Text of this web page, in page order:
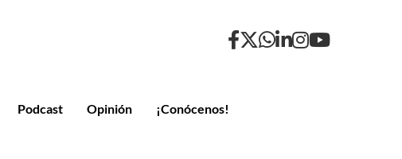
Podcast Opinión ¡Conócenos!